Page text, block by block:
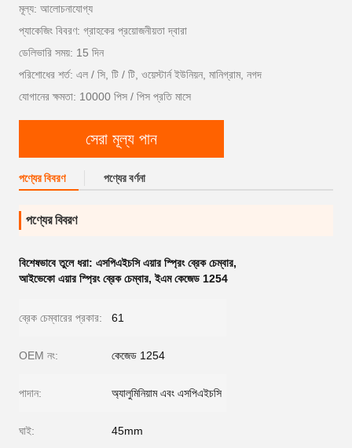
মূল্য: আলোচনাযোগ্য
প্যাকেজিং বিবরণ: গ্রাহকের প্রয়োজনীয়তা দ্বারা
ডেলিভারি সময়: 15 দিন
পরিশোধের শর্ত: এল / সি, টি / টি, ওয়েস্টার্ন ইউনিয়ন, মানিগ্রাম, নগদ
যোগানের ক্ষমতা: 10000 পিস / পিস প্রতি মাসে
সেরা মূল্য পান
পণ্যের বিবরণ পণ্যের বর্ণনা
পণ্যের বিবরণ
বিশেষভাবে তুলে ধরা: এসপিএইচসি এয়ার স্প্রিং ব্রেক চেম্বার,
আইভেকো এয়ার স্প্রিং ব্রেক চেম্বার,ইএম কেজেড 1254
ব্রেক চেম্বারের প্রকার: 61
OEM নং: কেজেড 1254
পাদান: অ্যালুমিনিয়াম এবং এসপিএইচসি
ঘাই: 45mm